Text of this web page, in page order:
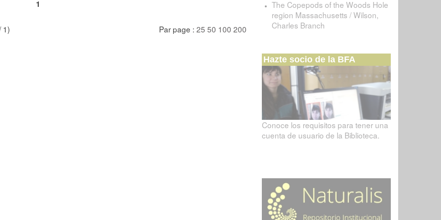
1
1) Par page : 25 50 100 200
The Copepods of the Woods Hole
region Massachusetts / Wilson,
Charles Branch
Hazte socio de la BFA
Conoce los requisitos para tener una
cuenta de usuario de la Biblioteca.